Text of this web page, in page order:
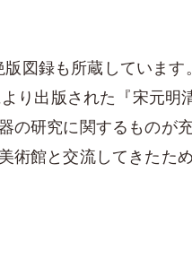
図録も所蔵していま
り出版された『宋元明
の研究に関するものが
術館と交流してきたた